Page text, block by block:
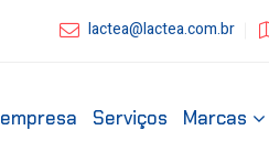
lactea@lactea.com.br
Serviços Marcas